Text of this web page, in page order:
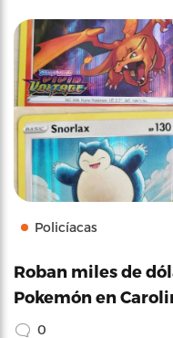
Policíacas
Roban miles de
Pokemón en
0